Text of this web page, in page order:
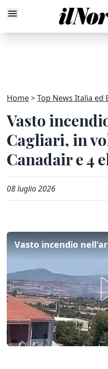
Home Top News Italia ed
Vasto
Cagliari, in
Canadair e 4
08 luglio 2026